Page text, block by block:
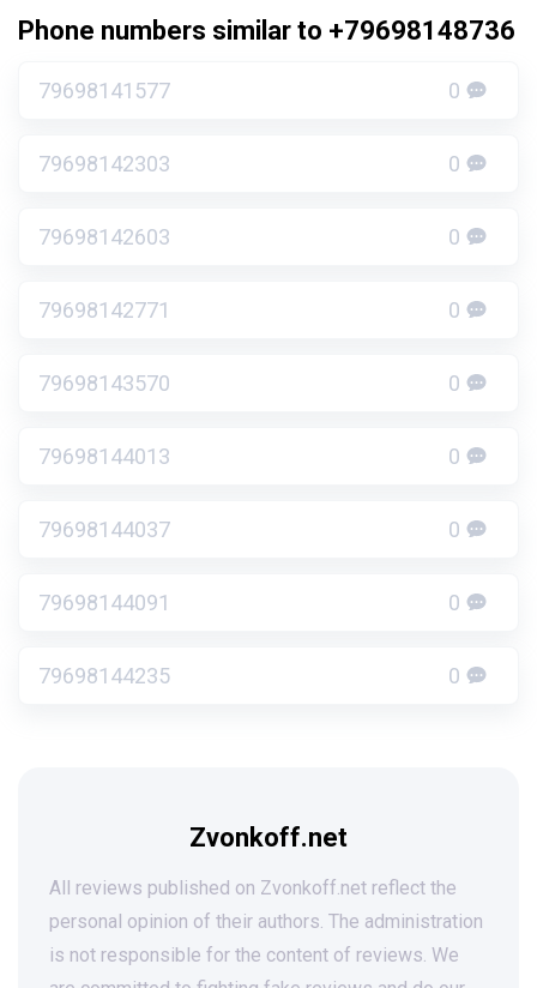
Phone numbers similar to +79698148736
79698141577 0
79698142303 0
79698142603 0
79698142771 0
79698143570 0
79698144013 0
79698144037 0
79698144091 0
79698144235 0
Zvonkoff.net
All reviews published on Zvonkoff.net reflect the
personal opinion of their authors. The administration
is not responsible for the content of reviews. We